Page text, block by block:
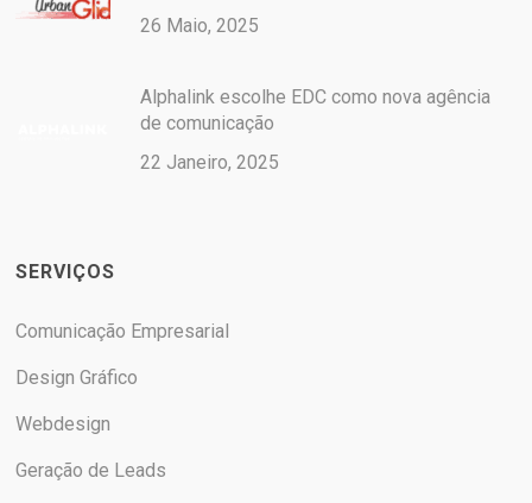
26 Maio, 2025
Alphalink escolhe EDC como nova agência
de comunicação
22 Janeiro, 2025
SERVIÇOS
Comunicação Empresarial
Design Gráfico
Webdesign
Geração de Leads